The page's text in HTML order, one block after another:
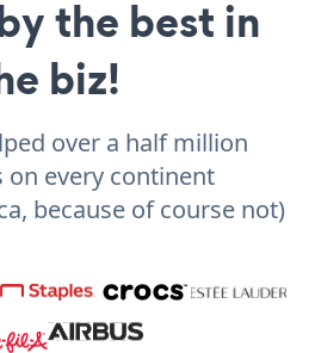
the best in
biz!
over a half million
on every continent
because of course not)